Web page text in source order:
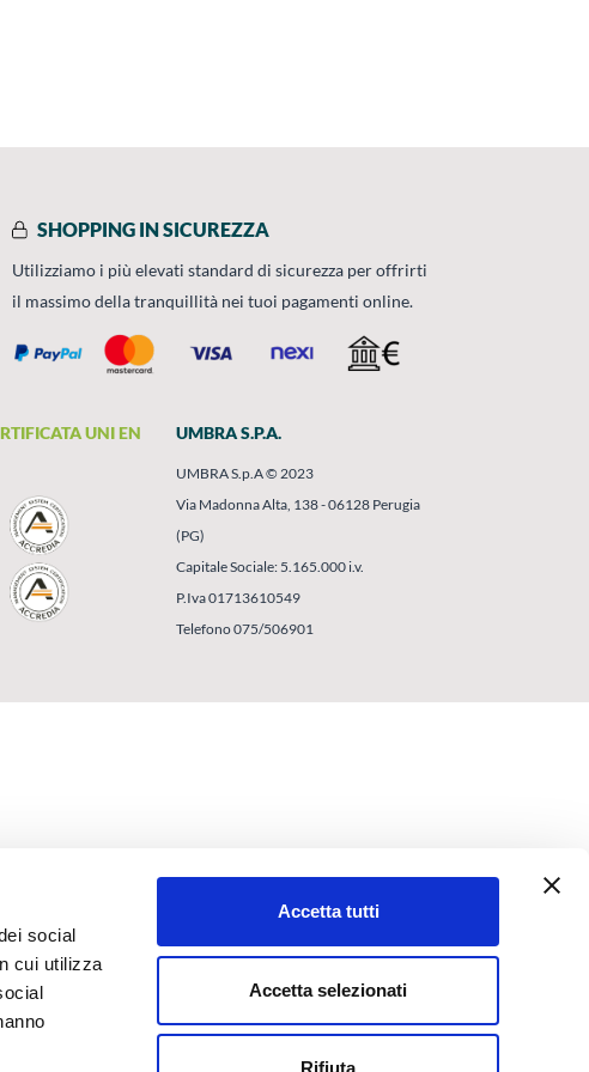
social
cui utilizza
Accetta tutti
Accetta selezionati
Rifiuta
SHOPPING IN SICUREZZA
Utilizziamo i più elevati standard di sicurezza per offrirti
il massimo della tranquillità nei tuoi pagamenti online.
UNI EN
UMBRA S.P.A.
UMBRA S.p.A © 2023
Via Madonna Alta, 138 - 06128 Perugia
(PG)
Capitale Sociale: 5.165.000 i.v.
P.Iva 01713610549
Telefono 075/506901